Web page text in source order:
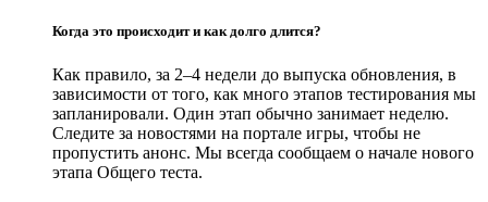
Когда это происходит и как долго длится?
Как правило, за 2–4 недели до выпуска обновления, в
зависимости от того, как много этапов тестирования мы
запланировали. Один этап обычно занимает неделю.
Следите за новостями на портале игры, чтобы не
пропустить анонс. Мы всегда сообщаем о начале нового
этапа Общего теста.